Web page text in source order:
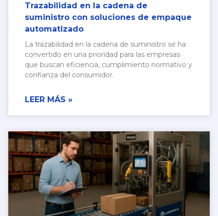
Trazabilidad en la cadena de
suministro con soluciones de empaque
automatizado
La trazabilidad en la cadena de suministro se ha
convertido en una prioridad para las empresas
que buscan eficiencia, cumplimiento normativo y
confianza del consumidor.
LEER MÁS »